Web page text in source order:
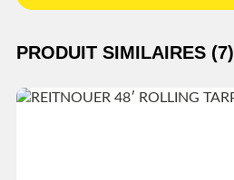
PRODUIT SIMILAIRES (7)